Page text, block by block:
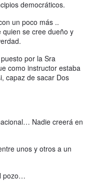
democráticos.
un poco más ..
se cree dueño y
por la Sra
como instructor estaba
capaz de sacar Dos
Nadie creerá en
unos y otros a un
pozo…